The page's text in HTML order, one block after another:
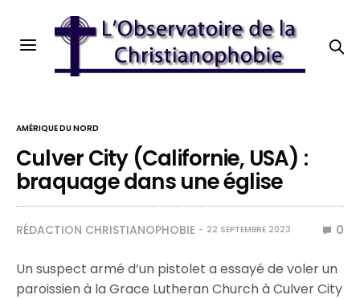
AMÉRIQUE DU NORD
Culver City (Californie, USA) :
braquage dans une église
RÉDACTION CHRISTIANOPHOBIE 22 SEPTEMBRE 2023 0
Un suspect armé d’un pistolet a essayé de voler un
paroissien à la Grace Lutheran Church à Culver City